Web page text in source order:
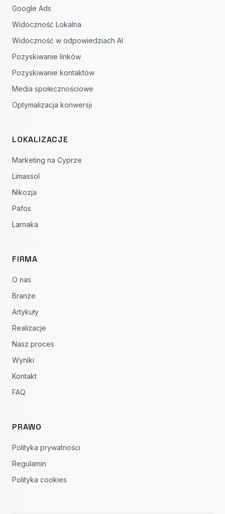
Google Ads
Widoczność Lokalna
Widoczność w odpowiedziach AI
Pozyskiwanie linków
Pozyskiwanie kontaktów
Media społecznościowe
Optymalizacja konwersji
LOKALIZACJE
Marketing na Cyprze
Limassol
Nikozja
Pafos
Larnaka
FIRMA
O nas
Branże
Artykuły
Realizacje
Nasz proces
Wyniki
Kontakt
FAQ
PRAWO
Polityka prywatności
Regulamin
Polityka cookies